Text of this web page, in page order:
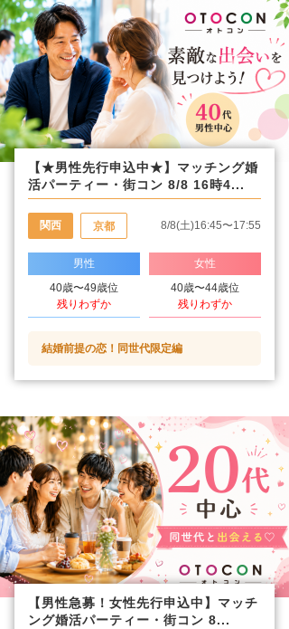
【★男性先行申込中★】マッチング婚
活パーティー・街コン 8/8 16時4...
関西 京都 8/8(土)16:45〜17:55
男性
40歳〜49歳位
残りわずか
女性
40歳〜44歳位
残りわずか
結婚前提の恋！同世代限定編
【男性急募！女性先行申込中】マッチ
ング婚活パーティー・街コン 8...